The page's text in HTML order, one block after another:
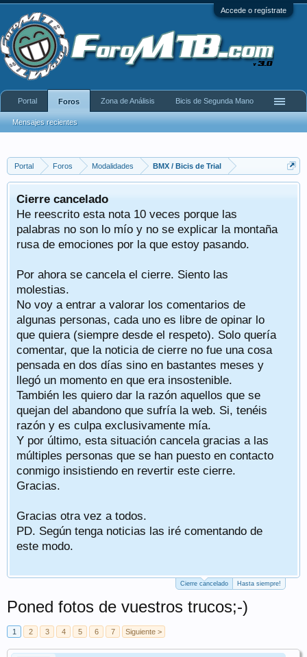
Accede o regístrate
Portal Foros Modalidades BMX / Bicis de Trial
Cierre cancelado
He reescrito esta nota 10 veces porque las
palabras no son lo mío y no se explicar la montaña
rusa de emociones por la que estoy pasando.
Por ahora se cancela el cierre. Siento las
molestias.
No voy a entrar a valorar los comentarios de
algunas personas, cada uno es libre de opinar lo
que quiera (siempre desde el respeto). Solo quería
comentar, que la noticia de cierre no fue una cosa
pensada en dos días sino en bastantes meses y
llegó un momento en que era insostenible.
También les quiero dar la razón aquellos que se
quejan del abandono que sufría la web. Si, tenéis
razón y es culpa exclusivamente mía.
Y por último, esta situación cancela gracias a las
múltiples personas que se han puesto en contacto
conmigo insistiendo en revertir este cierre.
Gracias.
Gracias otra vez a todos.
PD. Según tenga noticias las iré comentando de
este modo.
Cierre cancelado Hasta siempre!
Poned fotos de vuestros trucos;-)
1 2 3 4 5 6 7 Siguiente >
Portal Foros
Mensajes recientes
Zona de Análisis Bicis de Segunda Mano